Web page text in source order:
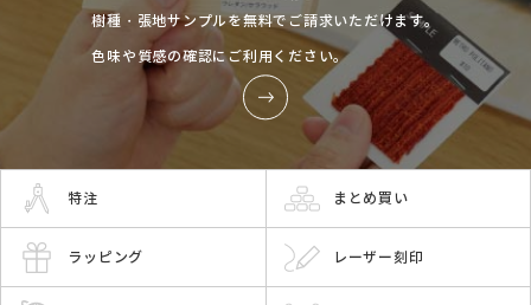
樹種・張地サンプルを無料でご請求いただけます。
色味や質感の確認にご利用ください。
特注 まとめ買い
ラッピング レーザー刻印